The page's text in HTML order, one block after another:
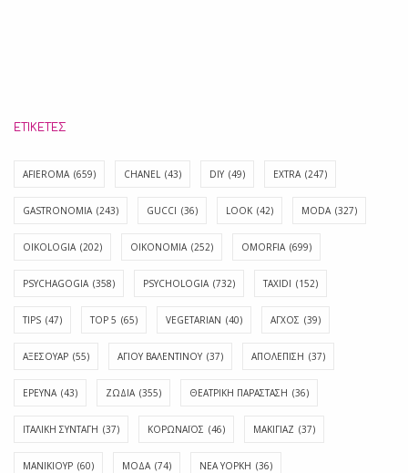
ΕΤΙΚΈΤΕΣ
AFIEROMA (659) CHANEL (43) DIY (49) EXTRA (247)
GASTRONOMIA (243) GUCCI (36) LOOK (42) MODA (327)
OIKOLOGIA (202) OIKONOMIA (252) OMORFIA (699)
PSYCHAGOGIA (358) PSYCHOLOGIA (732) TAXIDI (152)
TIPS (47) TOP 5 (65) VEGETARIAN (40) ΑΓΧΟΣ (39)
ΑΞΕΣΟΥΑΡ (55) ΑΓΊΟΥ ΒΑΛΕΝΤΊΝΟΥ (37) ΑΠΟΛΈΠΙΣΗ (37)
ΕΡΕΥΝΑ (43) ΖΩΔΙΑ (355) ΘΕΑΤΡΙΚΗ ΠΑΡΑΣΤΑΣΗ (36)
ΙΤΑΛΙΚΗ ΣΥΝΤΑΓΗ (37) ΚΟΡΩΝΑΪΟΣ (46) ΜΑΚΙΓΙΑΖ (37)
ΜΑΝΙΚΙΟΥΡ (60) ΜΟΔΑ (74) ΝΕΑ ΥΟΡΚΗ (36)